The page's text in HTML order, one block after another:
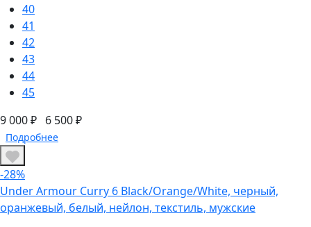
40
41
42
43
44
45
9 000 ₽ 6 500 ₽
Подробнее
-28%
Under Armour Curry 6 Black/Orange/White, черный,
оранжевый, белый, нейлон, текстиль, мужские